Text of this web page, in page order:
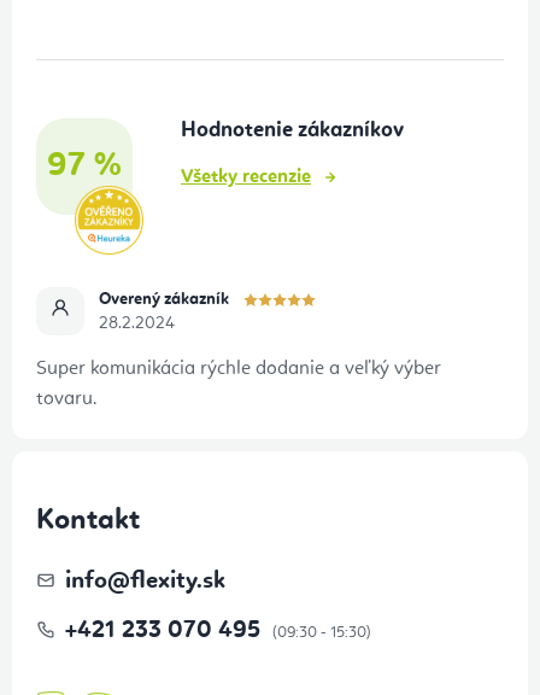
97 %
Hodnotenie zákazníkov
Všetky recenzie
Overený zákazník
28.2.2024
Super komunikácia rýchle dodanie a veľký výber
tovaru.
Kontakt
info@flexity.sk
+421 233 070 495